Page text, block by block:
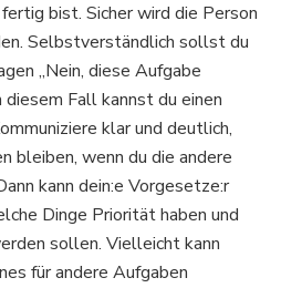
bist. Sicher wird die Person
Selbstverständlich sollst du
„Nein, diese Aufgabe
diesem Fall kannst du einen
klar und deutlich,
bleiben, wenn du die andere
kann dein:e Vorgesetze:r
Dinge Priorität haben und
sollen. Vielleicht kann
für andere Aufgaben